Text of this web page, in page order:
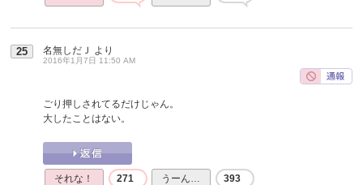
25 名無しだＪ より
2016年1月7日 11:50 AM
ごり押しされてるだけじゃん。
大したことはない。
それな！ 271 うーん… 393